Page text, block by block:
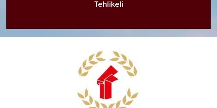
Tehlikeli